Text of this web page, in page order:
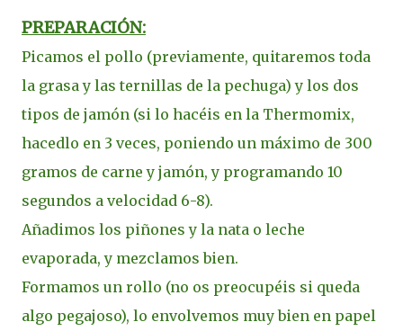
PREPARACIÓN:
Picamos el pollo (previamente, quitaremos toda
la grasa y las ternillas de la pechuga) y los dos
tipos de jamón (si lo hacéis en la Thermomix,
hacedlo en 3 veces, poniendo un máximo de 300
gramos de carne y jamón, y programando 10
segundos a velocidad 6-8).
Añadimos los piñones y la nata o leche
evaporada, y mezclamos bien.
Formamos un rollo (no os preocupéis si queda
algo pegajoso), lo envolvemos muy bien en papel